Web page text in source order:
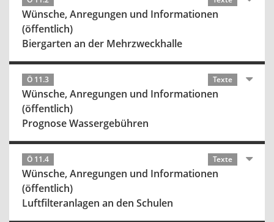
Wünsche, Anregungen und Informationen
(öffentlich)
Biergarten an der Mehrzweckhalle
Ö 11.3 Texte
Wünsche, Anregungen und Informationen
(öffentlich)
Prognose Wassergebühren
Ö 11.4 Texte
Wünsche, Anregungen und Informationen
(öffentlich)
Luftfilteranlagen an den Schulen